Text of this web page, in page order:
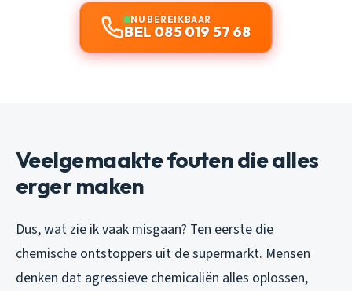
NU BEREIKBAAR
BEL 085 019 57 68
Veelgemaakte fouten die alles
erger maken
Dus, wat zie ik vaak misgaan? Ten eerste die
chemische ontstoppers uit de supermarkt. Mensen
denken dat agressieve chemicaliën alles oplossen,